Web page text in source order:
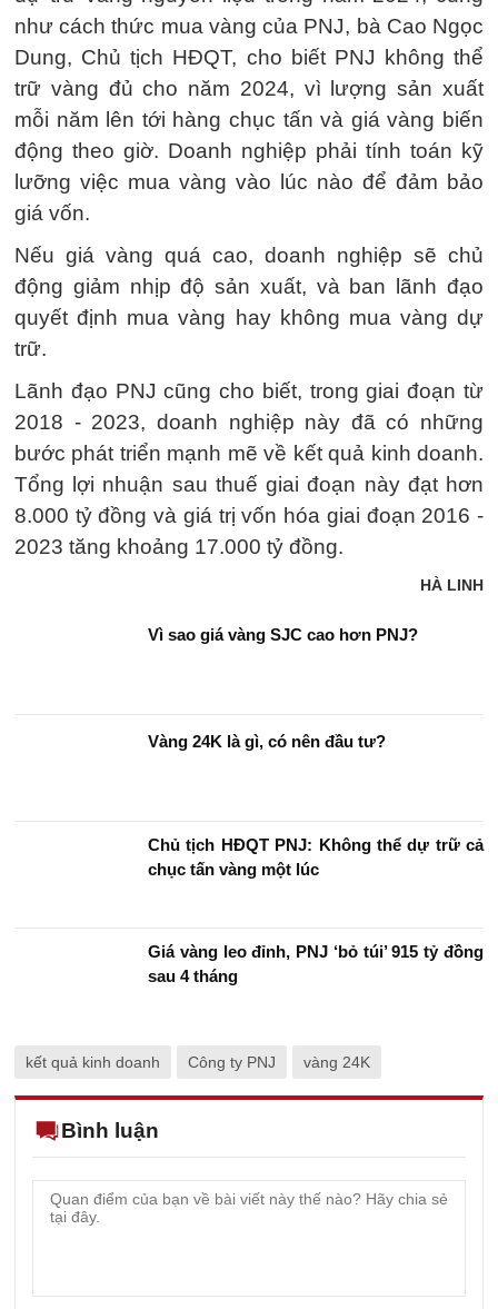
như cách thức mua vàng của PNJ, bà Cao Ngọc
Dung, Chủ tịch HĐQT, cho biết PNJ không thể
trữ vàng đủ cho năm 2024, vì lượng sản xuất
mỗi năm lên tới hàng chục tấn và giá vàng biến
động theo giờ. Doanh nghiệp phải tính toán kỹ
lưỡng việc mua vàng vào lúc nào để đảm bảo
giá vốn.
Nếu giá vàng quá cao, doanh nghiệp sẽ chủ
động giảm nhịp độ sản xuất, và ban lãnh đạo
quyết định mua vàng hay không mua vàng dự
trữ.
Lãnh đạo PNJ cũng cho biết, trong giai đoạn từ
2018 - 2023, doanh nghiệp này đã có những
bước phát triển mạnh mẽ về kết quả kinh doanh.
Tổng lợi nhuận sau thuế giai đoạn này đạt hơn
8.000 tỷ đồng và giá trị vốn hóa giai đoạn 2016 -
2023 tăng khoảng 17.000 tỷ đồng.
HÀ LINH
Vì sao giá vàng SJC cao hơn PNJ?
Vàng 24K là gì, có nên đầu tư?
Chủ tịch HĐQT PNJ: Không thể dự trữ cả
chục tấn vàng một lúc
Giá vàng leo đỉnh, PNJ ‘bỏ túi’ 915 tỷ đồng
sau 4 tháng
kết quả kinh doanh Công ty PNJ vàng 24K
Bình luận